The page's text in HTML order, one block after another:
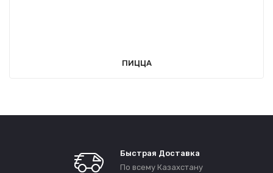
ПИЦЦА
Быстрая Доставка
По всему Казахстану